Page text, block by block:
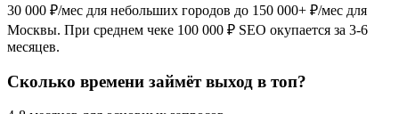
30 000 ₽/мес для небольших городов до 150 000+ ₽/мес для
Москвы. При среднем чеке 100 000 ₽ SEO окупается за 3-6
месяцев.
Сколько времени займёт выход в топ?